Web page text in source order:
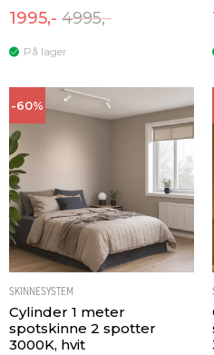
1995,- 4995,-
På lager
-60%
SKINNESYSTEM
Cylinder 1 meter
spotskinne 2 spotter
3000K, hvit